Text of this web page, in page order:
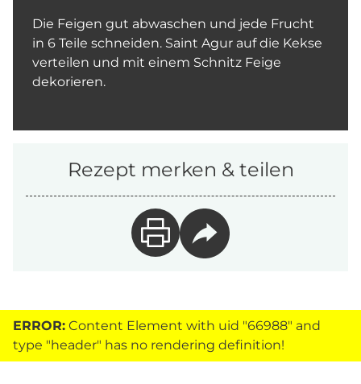
Die Feigen gut abwaschen und jede Frucht
in 6 Teile schneiden. Saint Agur auf die Kekse
verteilen und mit einem Schnitz Feige
dekorieren.
Rezept merken & teilen
ERROR: Content Element with uid "66988" and
type "header" has no rendering definition!